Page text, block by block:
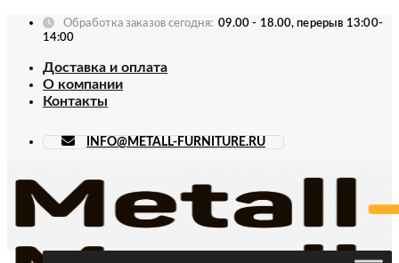
Skip
Обработка заказов сегодня: 09.00 - 18.00, перерыв 13:00-
14:00
Доставка и оплата
О компании
Контакты
INFO@METALL-FURNITURE.RU